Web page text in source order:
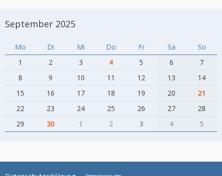
September 2025
Mo Di Mi Do Fr Sa
So
1
2 3 4 5 6
7
8
9 10 11 12 13
14
15
16 17 18 19 20
21
22
23 24 25 26 27
28
29
30 1 2 3 4 5